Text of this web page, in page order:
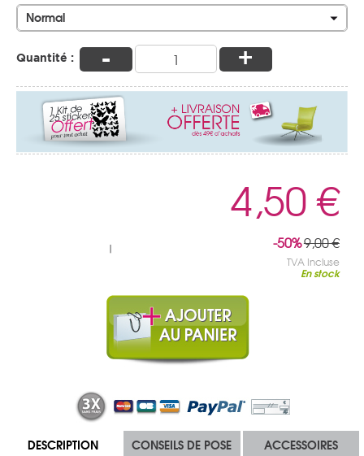
Normal
Quantité : - +
4,50 €
-50%9,00 €
TVA Incluse
En stock
|
DESCRIPTION CONSEILS DE POSE ACCESSOIRES